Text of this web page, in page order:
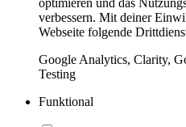
optimieren und das
verbessern. Mit deiner
Webseite folgende
Google Analytics, Clarity,
Testing
Funktional